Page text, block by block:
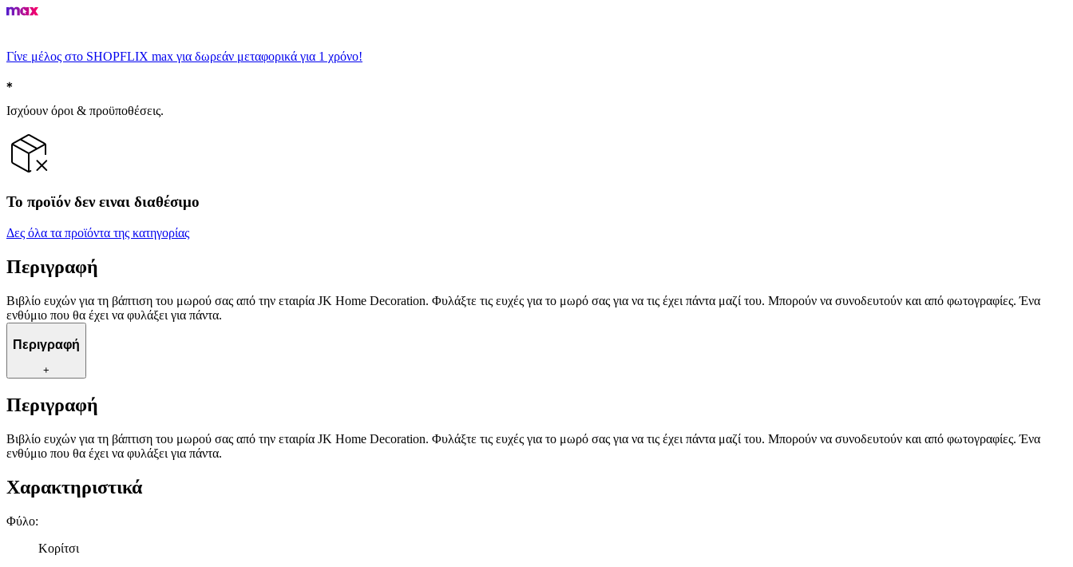
Γίνε μέλος στο SHOPFLIX max για δωρεάν μεταφορικά για 1 χρόνο!
Ισχύουν όροι & προϋποθέσεις.
Το προϊόν δεν ειναι διαθέσιμο
Δες όλα τα προϊόντα της κατηγορίας
Περιγραφή
Βιβλίο ευχών για τη βάπτιση του μωρού σας από την εταιρία JK Home Decoration. Φυλάξτε τις ευχές για το μωρό σας για να τις έχει πάντα μαζί του. Μπορούν να συνοδευτούν και από φωτογραφίες. Ένα
ενθύμιο που θα έχει να φυλάξει για πάντα.
Περιγραφή
+
Περιγραφή
Βιβλίο ευχών για τη βάπτιση του μωρού σας από την εταιρία JK Home Decoration. Φυλάξτε τις ευχές για το μωρό σας για να τις έχει πάντα μαζί του. Μπορούν να συνοδευτούν και από φωτογραφίες. Ένα
ενθύμιο που θα έχει να φυλάξει για πάντα.
Χαρακτηριστικά
Φύλο:
Κορίτσι